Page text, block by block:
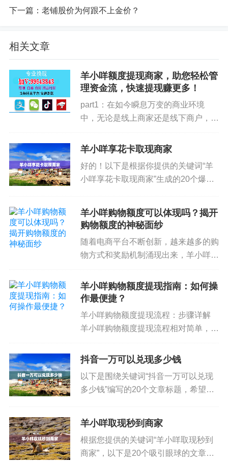
冲突的不确定性、国际关系的紧张态势、全球供应
资金面方面，黄金ETF和其他金融衍生品的净买
置的趋势，都会对价格形成叠加效应。懂得解码这
些因素，才能把握涨势的“真正原因”，避免被表象所
误导。
大效应。对大多数投资者而言，关键不是是否在第
一时间参与，而是要明确自己的目标与风险承受能
力。若你是以资产保值、降低组合波动性为目标，
期内获得可观的回报，需关注能否把握价格背后的
结构性趋势，而非盲目追逐短期波段。
本文的第一部分，聚焦于理解金价暴涨的信号
框架，为下一步的操作决策提供基础准备。我们将
进入如何在暴涨行情中进行策略设计与风险控制的
实战探讨，帮助你将“买还是卖”的疑问转化为可执行
作为一个温和而实用的结尾，提醒各位读者：
没有一种工具能在所有市场情形下都万无一失。黄
金投资也一样，关键在于合适的时点、合适的工
愿意进一步把理论变成可执行的操作，可以在下一
个章节中看到更具体的策略框架，以及如何通过智
能工具辅助决策。
下一篇： 老铺股价为何跟不上金价？
相关文章
羊小咩额度提现商家，助您轻松管
理资金流，快速提现赚更多！
part1：在如今瞬息万变的商业环境
中，无论是线上商家还是线下商户，资
况和发展速度。而资金流动中的一个关
忙的工作中感到困扰。尤其是在...
羊小咩享花卡取现商家
好的！以下是根据你提供的关键词“羊
小咩享花卡取现商家”生成的20个爆款
小咩享花卡取现秘密，这些商家才是真
正的省钱利器！ 用羊小咩享...
羊小咩购物额度可以体现吗？揭开
购物额度的神秘面纱
随着电商平台不断创新，越来越多的购
物方式和奖励机制涌现出来，羊小咩作
额度政策，吸引了大量消费者的关注。
羊小咩购物额度，作为一种消费额度，
羊小咩购物额度提现指南：如何操
作最便捷？
羊小咩购物额度提现流程：步骤详解
羊小咩购物额度提现流程相对简单，用
现。用户需要登录羊小咩账户，进入个
到“购物额度”选项，点击进入。...
抖音一万可以兑现多少钱
以下是围绕关键词“抖音一万可以兑现
多少钱”编写的20个文章标题，希望能
到提现：抖音的秘密收入计算法！ 抖
音一万提现攻略：如何最大化...
羊小咩取现秒到商家
根据您提供的关键词“羊小咩取现秒到
商家”，以下是20个吸引眼球的文章标